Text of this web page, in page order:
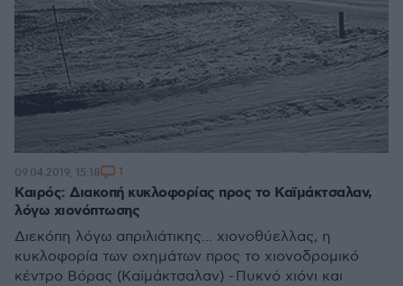
Καιρός: Διακοπή κυκλοφορίας προς το Καϊμάκτσαλαν,
λόγω χιονόπτωσης
Διεκόπη λόγω απριλιάτικης... χιονοθύελλας, η
κυκλοφορία των οχημάτων προς το χιονοδρομικό
κέντρο Βόρας (Καϊμάκτσαλαν) - Πυκνό χιόνι και
09.04.2019, 15:18 1